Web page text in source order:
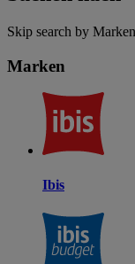
Skip search by Marken
Marken
Ibis